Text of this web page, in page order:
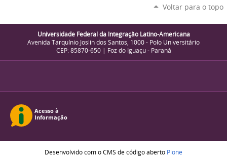
Voltar para o topo
Universidade Federal da Integração Latino-Americana
Avenida Tarquínio Joslin dos Santos, 1000 - Polo Universitário
CEP: 85870-650 | Foz do Iguaçu - Paraná
Desenvolvido com o CMS de código aberto Plone